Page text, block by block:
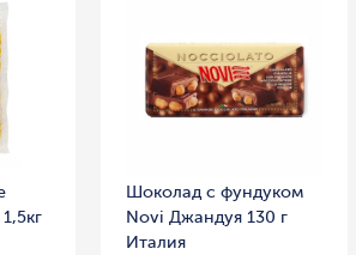
Шоколад с фундуком
Novi Джандуя 130 г
Италия